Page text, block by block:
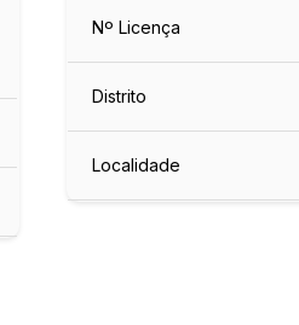
Nº Licença
Distrito
Localidade